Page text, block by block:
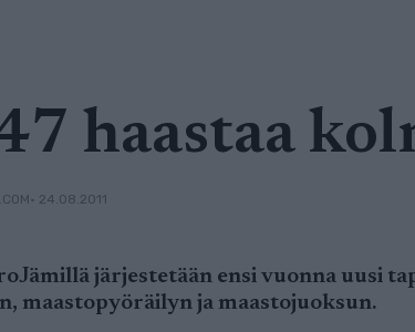
haastaa
• 24.08.2011
Jämillä järjestetään ensi vuonna uusi
maastopyöräilyn ja maastojuoksun.